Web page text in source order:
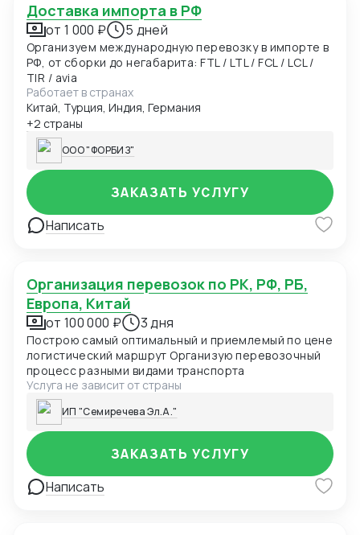
Доставка импорта в РФ
от 1 000 ₽ 5 дней
Организуем международную перевозку в импорте в
РФ, от сборки до негабарита: FTL / LTL / FCL / LCL /
TIR / avia
Работает в странах
Китай, Турция, Индия, Германия
+2 страны
ООО "ФОРБИЗ"
Написать
ЗАКАЗАТЬ УСЛУГУ
Организация перевозок по РК, РФ, РБ,
Европа, Китай
от 100 000 ₽ 3 дня
Построю самый оптимальный и приемлемый по цене
логистический маршрут Организую перевозочный
процесс разными видами транспорта
Услуга не зависит от страны
ИП "Семиречева Эл.А."
Написать
ЗАКАЗАТЬ УСЛУГУ